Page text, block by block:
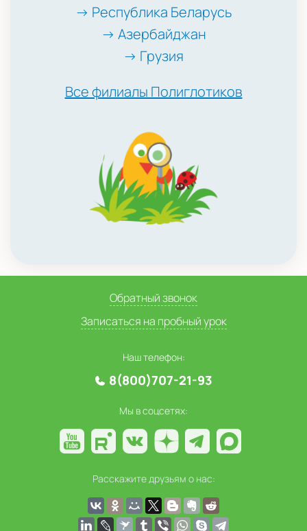
→ Республика Беларусь
→ Азербайджан
→ Грузия
Все филиалы Полиглотиков
Обратный звонок
Записаться на пробный урок
Наш телефон:
8(800)707-21-93
Мы в соцсетях:
Расскажите друзьям о нас: